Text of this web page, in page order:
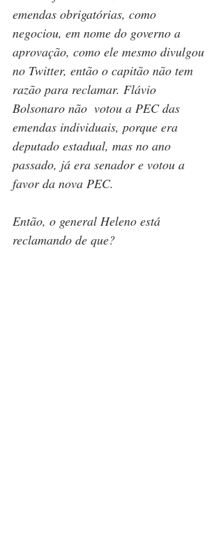
emendas obrigatórias, como
negociou, em nome do governo a
aprovação, como ele mesmo divulgou
no Twitter, então o capitão não tem
razão para reclamar. Flávio
Bolsonaro não  votou a PEC das
emendas individuais, porque era
deputado estadual, mas no ano
passado, já era senador e votou a
favor da nova PEC.
Então, o general Heleno está
reclamando de que?